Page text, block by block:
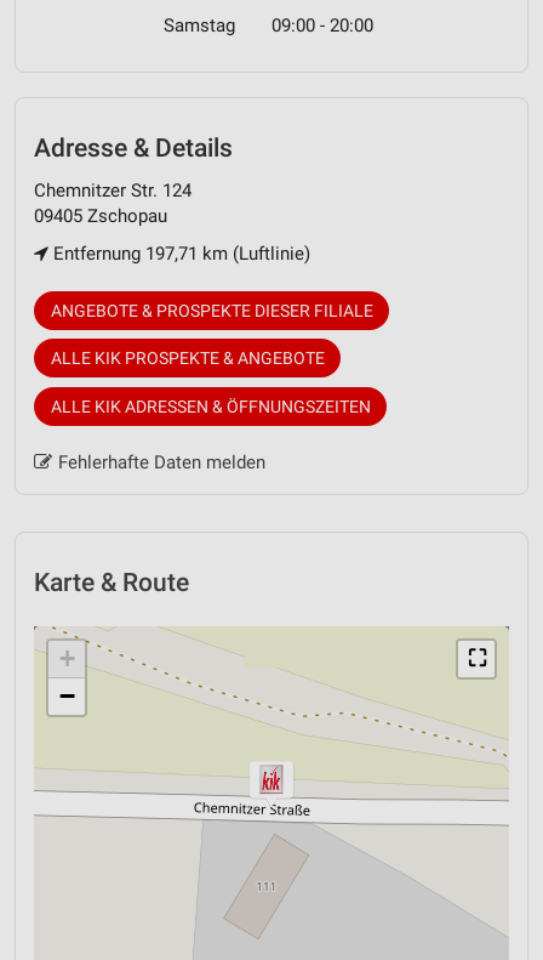
Samstag 09:00 - 20:00
Adresse & Details
Chemnitzer Str. 124
09405 Zschopau
Entfernung 197,71 km (Luftlinie)
ANGEBOTE & PROSPEKTE DIESER FILIALE
ALLE KIK PROSPEKTE & ANGEBOTE
ALLE KIK ADRESSEN & ÖFFNUNGSZEITEN
Fehlerhafte Daten melden
Karte & Route
⛶
+
−